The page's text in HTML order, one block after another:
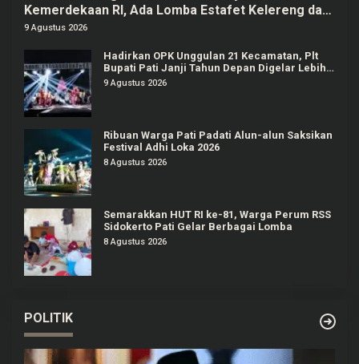
Kemerdekaan RI, Ada Lomba Estafet Kelereng dan
Baris-berbaris
9 Agustus 2026
Hadirkan OPK Unggulan 21 Kecamatan, Plt
Bupati Pati Janji Tahun Depan Digelar Lebih
Meriah
9 Agustus 2026
Ribuan Warga Pati Padati Alun-alun Saksikan
Festival Adhi Loka 2026
8 Agustus 2026
Semarakkan HUT RI ke-81, Warga Perum RSS
Sidokerto Pati Gelar Berbagai Lomba
8 Agustus 2026
POLITIK